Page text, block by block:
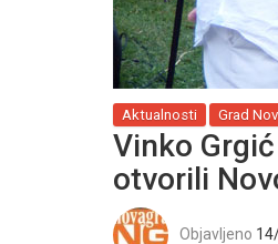
Aktualnosti Grad
Vinko
otvorili
Objavljeno